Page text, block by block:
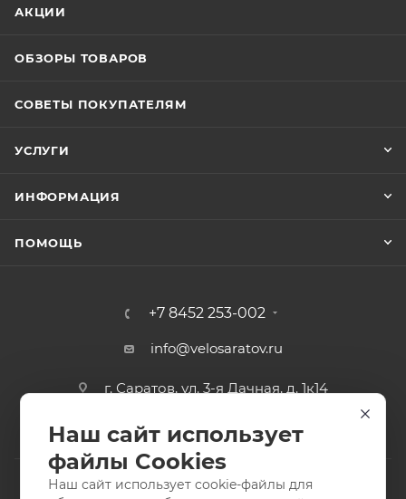
АКЦИИ
ОБЗОРЫ ТОВАРОВ
СОВЕТЫ ПОКУПАТЕЛЯМ
УСЛУГИ
ИНФОРМАЦИЯ
ПОМОЩЬ
+7 8452 253-002
info@velosaratov.ru
г. Саратов, ул. 3-я Дачная, д. 1к14
Наш сайт использует
файлы Cookies
Наш сайт использует cookie-файлы для